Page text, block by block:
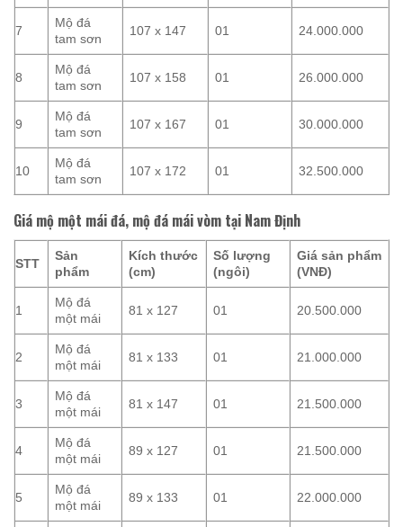
7
Mộ đá
tam sơn
107 x 147 01 24.000.000
8
Mộ đá
tam sơn
107 x 158 01 26.000.000
9
Mộ đá
tam sơn
107 x 167 01 30.000.000
10
Mộ đá
tam sơn
107 x 172 01 32.500.000
Giá mộ một mái đá, mộ đá mái vòm tại Nam Định
STT
Sản
phẩm
Kích thước
(cm)
Số lượng
(ngôi)
Giá sản phẩm
(VNĐ)
1
Mộ đá
một mái
81 x 127 01 20.500.000
2
Mộ đá
một mái
81 x 133 01 21.000.000
3
Mộ đá
một mái
81 x 147 01 21.500.000
4
Mộ đá
một mái
89 x 127 01 21.500.000
5
Mộ đá
một mái
89 x 133 01 22.000.000